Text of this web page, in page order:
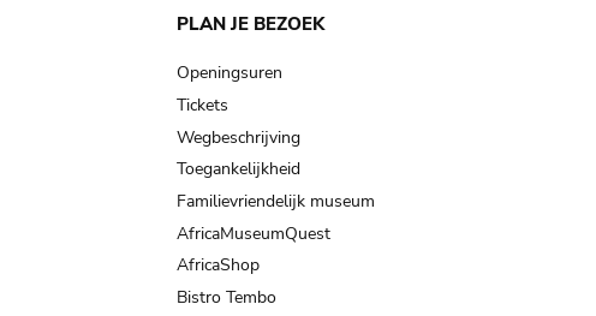
Main
navigation
PLAN JE BEZOEK
Openingsuren
Tickets
Wegbeschrijving
Toegankelijkheid
Familievriendelijk museum
AfricaMuseumQuest
AfricaShop
Bistro Tembo